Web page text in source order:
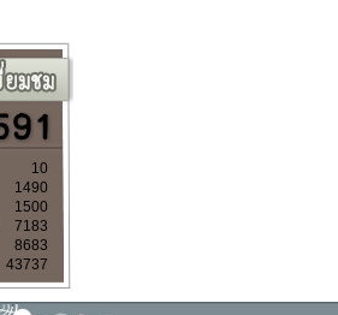
10
1490
1500
7183
8683
43737